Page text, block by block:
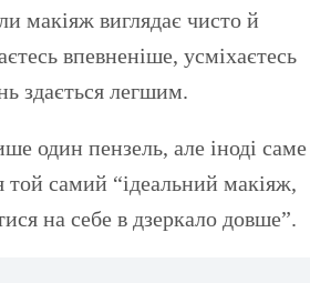
макіяж виглядає чисто й
впевненіше, усміхаєтесь
здається легшим.
один пензель, але іноді саме
той самий “ідеальний макіяж,
на себе в дзеркало довше”.